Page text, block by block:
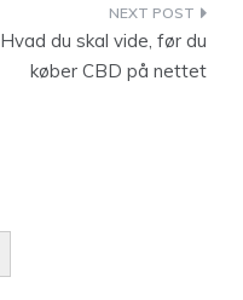
Hvad du skal vide, før du
køber CBD på nettet